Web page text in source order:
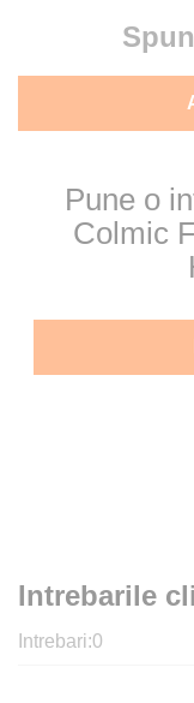
Intrebarile
Intrebari:0
Pune o
Colmic